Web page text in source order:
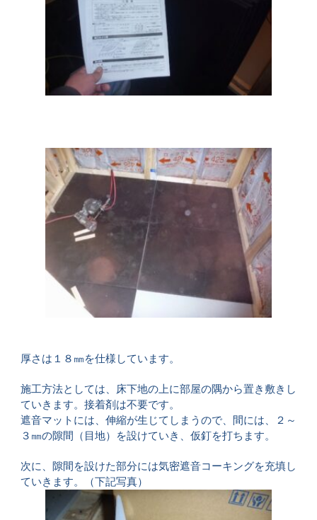
厚さは１８㎜を仕様しています。
施工方法としては、床下地の上に部屋の隅から置き敷きし
ていきます。接着剤は不要です。
遮音マットには、伸縮が生じてしまうので、間には、２～
３㎜の隙間（目地）を設けていき、仮釘を打ちます。
次に、隙間を設けた部分には気密遮音コーキングを充填し
ていきます。（下記写真）